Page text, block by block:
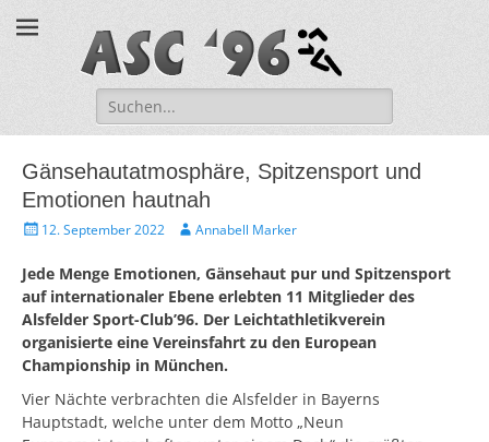
ASC '96 e.V.
Suche
nach:
Gänsehautatmosphäre, Spitzensport und
Emotionen hautnah
V
r
ö
f
f
e
n
l
i
12. September 2022
A
t
o
r
Annabell Marker
Jede Menge Emotionen, Gänsehaut pur und Spitzensport
auf internationaler Ebene erlebten 11 Mitglieder des
Alsfelder Sport-Club’96. Der Leichtathletikverein
organisierte eine Vereinsfahrt zu den European
Championship in München.
Vier Nächte verbrachten die Alsfelder in Bayerns
Hauptstadt, welche unter dem Motto „Neun